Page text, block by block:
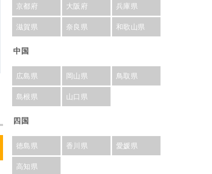
京都府 大阪府 兵庫県
滋賀県 奈良県 和歌山県
中国
広島県 岡山県 鳥取県
島根県 山口県
四国
徳島県 香川県 愛媛県
高知県